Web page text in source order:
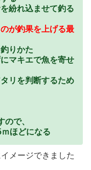
紛れ込ませて釣る
が釣果を上げる最
りかた
マキエで魚を寄せ
リを判断するため
ので、
ほどになる
メージできました